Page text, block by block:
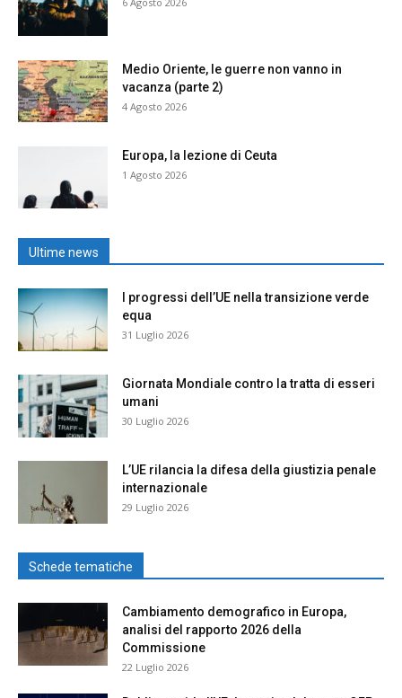
Medio Oriente, le guerre non vanno in
vacanza (parte 2)
4 Agosto 2026
Europa, la lezione di Ceuta
1 Agosto 2026
Ultime news
I progressi dell’UE nella transizione verde
equa
31 Luglio 2026
Giornata Mondiale contro la tratta di esseri
umani
30 Luglio 2026
L’UE rilancia la difesa della giustizia penale
internazionale
29 Luglio 2026
Schede tematiche
Cambiamento demografico in Europa,
analisi del rapporto 2026 della
Commissione
22 Luglio 2026